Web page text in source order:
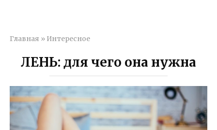
Главная » Интересное
ЛЕНЬ: для чего она нужна